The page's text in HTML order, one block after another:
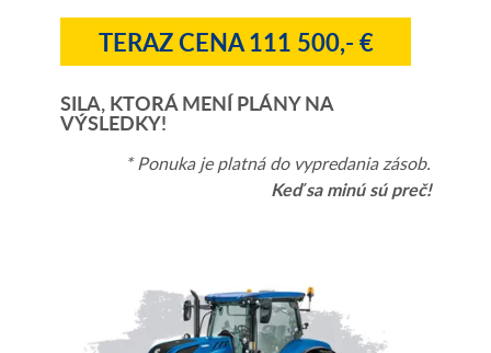
TERAZ CENA 111 500,- €
SILA, KTORÁ MENÍ PLÁNY NA
VÝSLEDKY!
* Ponuka je platná do vypredania zásob.
Keď sa minú sú preč!